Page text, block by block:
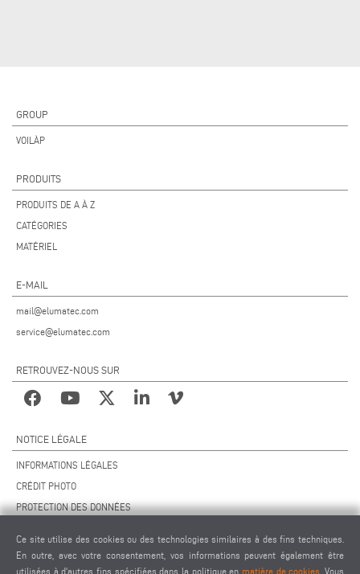
GROUP
VOILÀP
PRODUITS
PRODUITS DE A À Z
CATÉGORIES
MATÉRIEL
E-MAIL
mail@elumatec.com
service@elumatec.com
RETROUVEZ-NOUS SUR
NOTICE LÉGALE
INFORMATIONS LÉGALES
CRÉDIT PHOTO
PROTECTION DES DONNÉES
ACCORD DE TÉLÉMAINTENANCE
Ce site utilise des cookies ou des technologies similaires à des fins techniques.
En outre, avec votre consentement, vos informations peuvent également être
utilisées à d'autres fins spécifiées dans la politique en matière de cookies . Vous